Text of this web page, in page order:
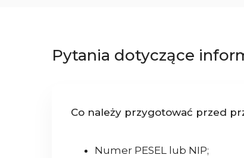
Pytania dotyczące
Co należy przygotować przed
Numer PESEL lub NIP;